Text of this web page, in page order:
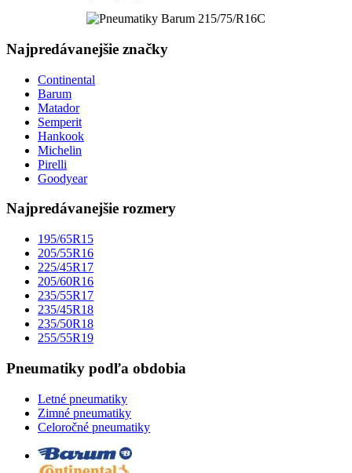
Najpredávanejšie značky
Continental
Barum
Matador
Semperit
Hankook
Michelin
Pirelli
Goodyear
Najpredávanejšie rozmery
195/65R15
205/55R16
225/45R17
205/60R16
235/55R17
235/45R18
235/50R18
255/55R19
Pneumatiky podľa obdobia
Letné pneumatiky
Zimné pneumatiky
Celoročné pneumatiky